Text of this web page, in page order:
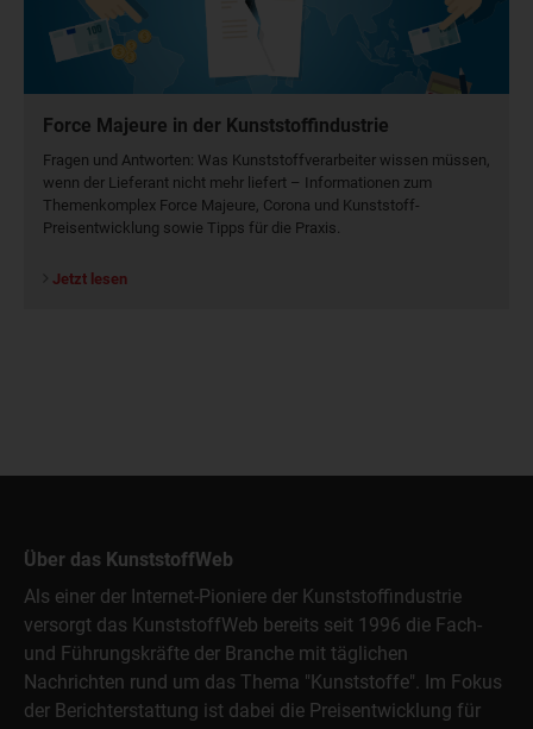
Force Majeure in der Kunststoffindustrie
Fragen und Antworten: Was Kunst­stoff­verarbeiter wissen müssen,
wenn der Lieferant nicht mehr liefert – Informationen zum
Themenkomplex Force Majeure, Corona und Kunststoff-
Preisentwicklung sowie Tipps für die Praxis.
Jetzt lesen
Über das KunststoffWeb
Als einer der Internet-Pioniere der Kunststoffindustrie
versorgt das KunststoffWeb bereits seit 1996 die Fach-
und Führungskräfte der Branche mit täglichen
Nachrichten rund um das Thema "Kunststoffe". Im Fokus
der Berichterstattung ist dabei die Preisentwicklung für